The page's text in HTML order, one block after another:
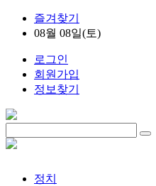
즐겨찾기
08월 08일(토)
로그인
회원가입
정보찾기
정치